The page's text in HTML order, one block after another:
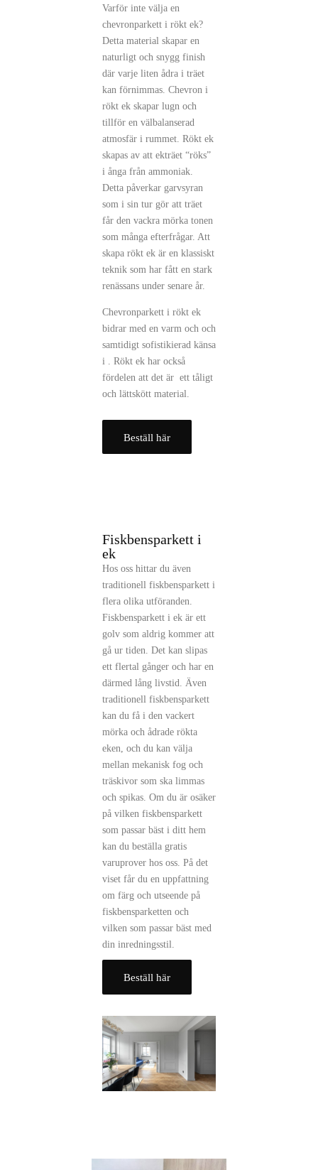
Varför inte välja en
chevronparkett i rökt ek?
Detta material skapar en
naturligt och snygg finish
där varje liten ådra i träet
kan förnimmas. Chevron i
rökt ek skapar lugn och
tillför en välbalanserad
atmosfär i rummet. Rökt ek
skapas av att ekträet “röks”
i ånga från ammoniak.
Detta påverkar garvsyran
som i sin tur gör att träet
får den vackra mörka tonen
som många efterfrågar. Att
skapa rökt ek är en klassiskt
teknik som har fått en stark
renässans under senare år.
Chevronparkett i rökt ek
bidrar med en varm och och
samtidigt sofistikierad känsa
i . Rökt ek har också
fördelen att det är ett tåligt
och lättskött material.
Beställ här
Fiskbensparkett i
ek
Hos oss hittar du även
traditionell fiskbensparkett i
flera olika utföranden.
Fiskbensparkett i ek är ett
golv som aldrig kommer att
gå ur tiden. Det kan slipas
ett flertal gånger och har en
därmed lång livstid. Även
traditionell fiskbensparkett
kan du få i den vackert
mörka och ådrade rökta
eken, och du kan välja
mellan mekanisk fog och
träskivor som ska limmas
och spikas. Om du är osäker
på vilken fiskbensparkett
som passar bäst i ditt hem
kan du beställa gratis
varuprover hos oss. På det
viset får du en uppfattning
om färg och utseende på
fiskbensparketten och
vilken som passar bäst med
din inredningsstil.
Beställ här